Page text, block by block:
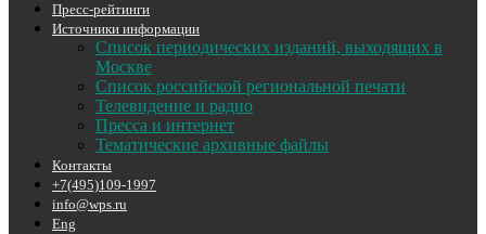
Пресс-рейтинги
Источники информации
Список периодических изданий, выходящих в
Москве
Список российской региональной печати
Телевидение и радио
Пресса и интернет
Тематические архивные файлы
Контакты
+7(495)109-1997
info@wps.ru
Eng